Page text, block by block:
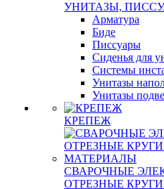
УНИТАЗЫ,
Арматура
Биде
Писсуары
Сиденья для
Системы
Унитазы
Унитазы
КРЕПЕЖ
СВАРОЧНЫЕ
ОТРЕЗНЫЕ